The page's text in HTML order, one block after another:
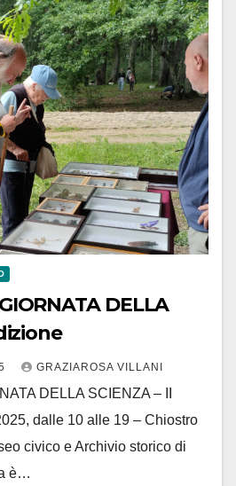
DELLA
GRAZIAROSA VILLANI
DELLA SCIENZA – II
dalle 10 alle 19 – Chiostro
civico e Archivio storico di
è…